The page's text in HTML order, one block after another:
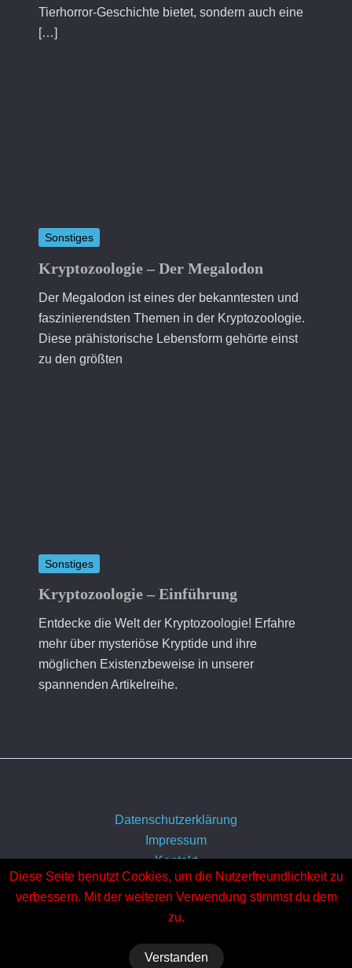
Tierhorror-Geschichte bietet, sondern auch eine
[…]
Sonstiges
Kryptozoologie – Der Megalodon
Der Megalodon ist eines der bekanntesten und
faszinierendsten Themen in der Kryptozoologie.
Diese prähistorische Lebensform gehörte einst
zu den größten
Sonstiges
Kryptozoologie – Einführung
Entdecke die Welt der Kryptozoologie! Erfahre
mehr über mysteriöse Kryptide und ihre
möglichen Existenzbeweise in unserer
spannenden Artikelreihe.
Datenschutzerklärung
Impressum
Kontakt
Über uns
Copyright © 2026 Horror-Geschichten.de | Präsentiert von
Diese Seite benutzt Cookies, um die Nutzerfreundlichkeit zu
verbessern. Mit der weiteren Verwendung stimmst du dem
zu.
Verstanden